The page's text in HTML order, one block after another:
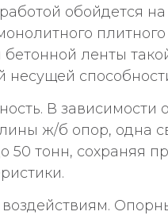
обойдется на
плитного
ленты
несущей
В зависимости
ж/б опор, одна
50 тонн, сохраняя